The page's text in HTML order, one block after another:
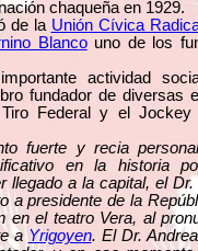
chaqueña en 1929.
de la Unión Cívica
Blancouno de los
actividad
fundador de diversas
Federal y el Jockey
fuerte y recia
en la historia
llegado a la capital, el Dr.
a presidente de la
en el teatro Vera, al
a Yrigoyen. El Dr.